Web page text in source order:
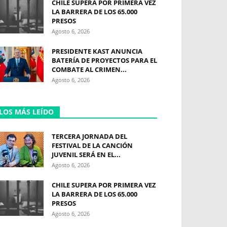
CHILE SUPERA POR PRIMERA VEZ
LA BARRERA DE LOS 65.000
PRESOS
Agosto 6, 2026
PRESIDENTE KAST ANUNCIA
BATERÍA DE PROYECTOS PARA EL
COMBATE AL CRIMEN...
Agosto 6, 2026
MÁS LEÍDO
TERCERA JORNADA DEL
FESTIVAL DE LA CANCIÓN
JUVENIL SERÁ EN EL...
Agosto 6, 2026
CHILE SUPERA POR PRIMERA VEZ
LA BARRERA DE LOS 65.000
PRESOS
Agosto 6, 2026